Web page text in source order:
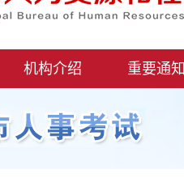
机构介绍 重要通知